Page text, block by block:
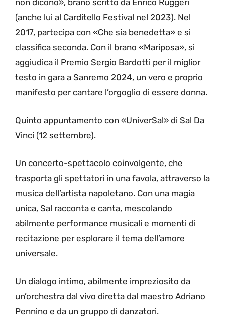
non dicono», brano scritto da Enrico Ruggeri
(anche lui al Carditello Festival nel 2023). Nel
2017, partecipa con «Che sia benedetta» e si
classifica seconda. Con il brano «Mariposa», si
aggiudica il Premio Sergio Bardotti per il miglior
testo in gara a Sanremo 2024, un vero e proprio
manifesto per cantare l’orgoglio di essere donna.
Quinto appuntamento con «UniverSal» di Sal Da
Vinci (12 settembre).
Un concerto-spettacolo coinvolgente, che
trasporta gli spettatori in una favola, attraverso la
musica dell’artista napoletano. Con una magia
unica, Sal racconta e canta, mescolando
abilmente performance musicali e momenti di
recitazione per esplorare il tema dell’amore
universale.
Un dialogo intimo, abilmente impreziosito da
un’orchestra dal vivo diretta dal maestro Adriano
Pennino e da un gruppo di danzatori.